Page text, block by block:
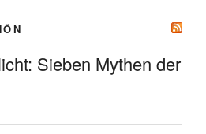
Sieben Mythen der